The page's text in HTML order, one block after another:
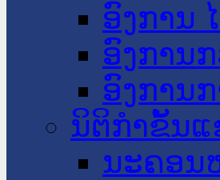
ອົງການ
ອົງການ
ອົງການ
ນິຕິກໍາຂັ້ນແ
ນະ​ຄອນ​